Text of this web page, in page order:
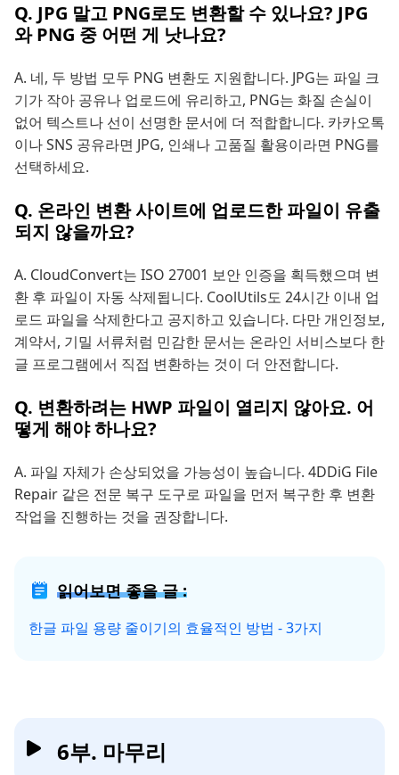
Q. JPG 말고 PNG로도 변환할 수 있나요? JPG
와 PNG 중 어떤 게 낫나요?
A. 네, 두 방법 모두 PNG 변환도 지원합니다. JPG는 파일 크
기가 작아 공유나 업로드에 유리하고, PNG는 화질 손실이
없어 텍스트나 선이 선명한 문서에 더 적합합니다. 카카오톡
이나 SNS 공유라면 JPG, 인쇄나 고품질 활용이라면 PNG를
선택하세요.
Q. 온라인 변환 사이트에 업로드한 파일이 유출
되지 않을까요?
A. CloudConvert는 ISO 27001 보안 인증을 획득했으며 변
환 후 파일이 자동 삭제됩니다. CoolUtils도 24시간 이내 업
로드 파일을 삭제한다고 공지하고 있습니다. 다만 개인정보,
계약서, 기밀 서류처럼 민감한 문서는 온라인 서비스보다 한
글 프로그램에서 직접 변환하는 것이 더 안전합니다.
Q. 변환하려는 HWP 파일이 열리지 않아요. 어
떻게 해야 하나요?
A. 파일 자체가 손상되었을 가능성이 높습니다. 4DDiG File
Repair 같은 전문 복구 도구로 파일을 먼저 복구한 후 변환
작업을 진행하는 것을 권장합니다.
읽어보면 좋을 글 :
한글 파일 용량 줄이기의 효율적인 방법 - 3가지
6부. 마무리